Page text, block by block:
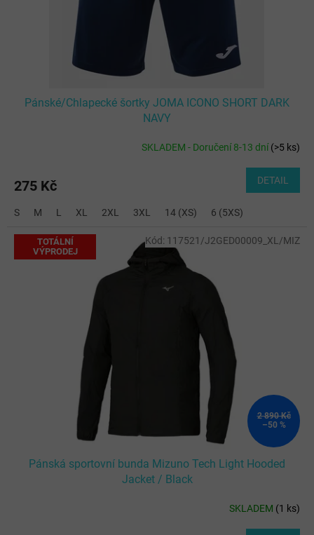
Pánské/Chlapecké šortky JOMA ICONO SHORT DARK
NAVY
SKLADEM - Doručení 8-13 dní(>5 ks)
275 Kč DETAIL
S M L XL 2XL 3XL 14 (XS) 6 (5XS)
TOTÁLNÍ
VÝPRODEJ
2 890 Kč
–50 %
Pánská sportovní bunda Mizuno Tech Light Hooded
Jacket / Black
SKLADEM (1 ks)
Kód: 117521/J2GED00009_XL/MIZ